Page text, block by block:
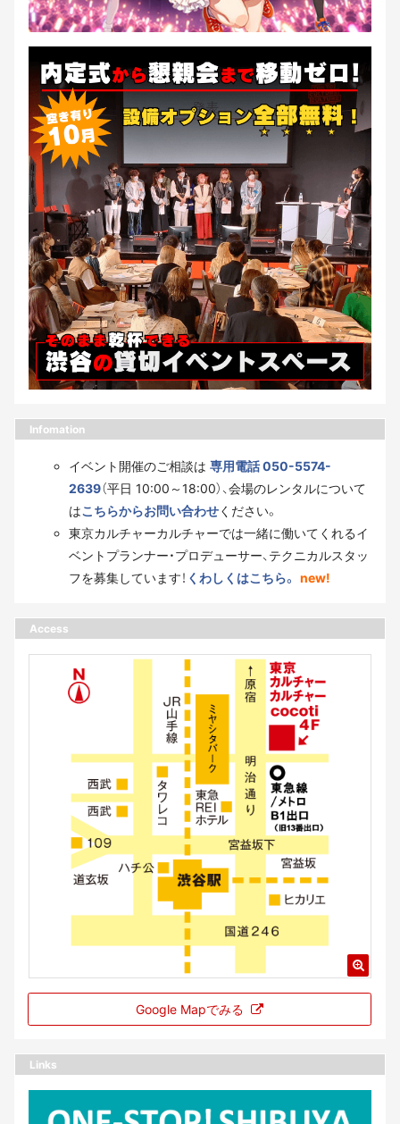
Infomation
イベント開催のご相談は 専用電話 050-5574-
2639（平日 10:00～18:00）、会場のレンタルについて
はこちらからお問い合わせください。
東京カルチャーカルチャーでは一緒に働いてくれるイ
ベントプランナー・プロデューサー、テクニカルスタッ
フを募集しています！ くわしくはこちら。 new!
Access
Google Mapでみる
Links